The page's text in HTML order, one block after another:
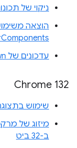
ניקוי של
הוצאה
עדכונים של Dawn
Chrome 132
שימוש
ב-32 ביט